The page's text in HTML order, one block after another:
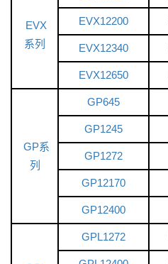
EVX
系列
EVX12200
EVX12340
EVX12650
GP系
列
GP645
GP1245
GP1272
GP12170
GP12400
GPL1272